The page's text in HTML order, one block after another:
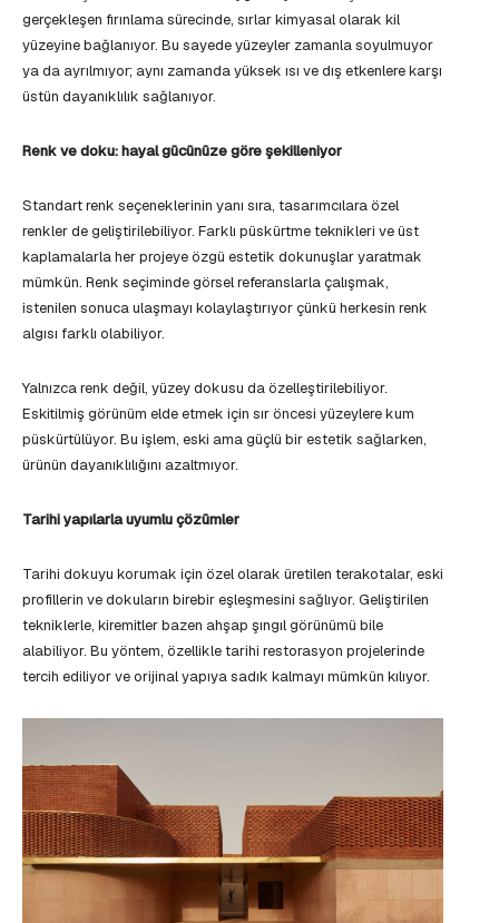
gerçekleşen fırınlama sürecinde, sırlar kimyasal olarak kil
yüzeyine bağlanıyor. Bu sayede yüzeyler zamanla soyulmuyor
ya da ayrılmıyor; aynı zamanda yüksek ısı ve dış etkenlere karşı
üstün dayanıklılık sağlanıyor.
Renk ve doku: hayal gücünüze göre şekilleniyor
Standart renk seçeneklerinin yanı sıra, tasarımcılara özel
renkler de geliştirilebiliyor. Farklı püskürtme teknikleri ve üst
kaplamalarla her projeye özgü estetik dokunuşlar yaratmak
mümkün. Renk seçiminde görsel referanslarla çalışmak,
istenilen sonuca ulaşmayı kolaylaştırıyor çünkü herkesin renk
algısı farklı olabiliyor.
Yalnızca renk değil, yüzey dokusu da özelleştirilebiliyor.
Eskitilmiş görünüm elde etmek için sır öncesi yüzeylere kum
püskürtülüyor. Bu işlem, eski ama güçlü bir estetik sağlarken,
ürünün dayanıklılığını azaltmıyor.
Tarihi yapılarla uyumlu çözümler
Tarihi dokuyu korumak için özel olarak üretilen terakotalar, eski
profillerin ve dokuların birebir eşleşmesini sağlıyor. Geliştirilen
tekniklerle, kiremitler bazen ahşap şıngıl görünümü bile
alabiliyor. Bu yöntem, özellikle tarihi restorasyon projelerinde
tercih ediliyor ve orijinal yapıya sadık kalmayı mümkün kılıyor.